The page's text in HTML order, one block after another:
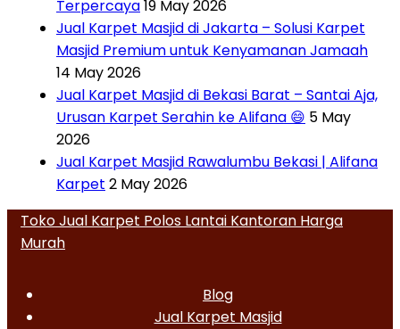
Terpercaya19 May 2026
Jual Karpet Masjid di Jakarta – Solusi Karpet
Masjid Premium untuk Kenyamanan Jamaah
14 May 2026
Jual Karpet Masjid di Bekasi Barat – Santai Aja,
Urusan Karpet Serahin ke Alifana 😄 5 May
2026
Jual Karpet Masjid Rawalumbu Bekasi | Alifana
Karpet 2 May 2026
Toko Jual Karpet Polos Lantai Kantoran Harga
Murah
Blog
Jual Karpet Masjid